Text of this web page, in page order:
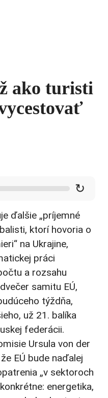
ako turisti
↻
ďalšie „príjemné
ktorí hovoria o
na Ukrajine,
práci
a rozsahu
samitu EÚ,
týždňa,
už 21. balíka
federácii.
Ursula von der
EÚ bude naďalej
„v sektoroch
energetika,